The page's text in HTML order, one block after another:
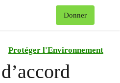
Donner
Protéger l'Environnement